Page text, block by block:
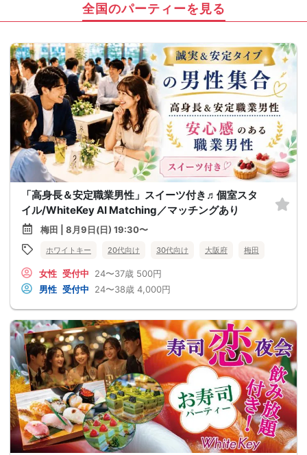
全国のパーティーを見る
「高身長＆安定職業男性」スイーツ付き♬個室スタ
イル/WhiteKey AI Matching／マッチングあり
梅田 | 8月9日(日) 19:30〜
ホワイトキー 20代向け 30代向け 大阪府 梅田
女性 受付中 24〜37歳 500円
男性 受付中 24〜38歳 4,000円